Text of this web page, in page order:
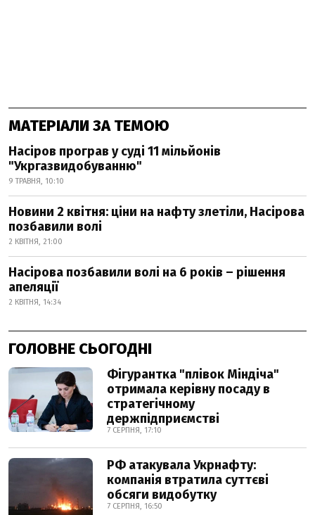
МАТЕРІАЛИ ЗА ТЕМОЮ
Насіров програв у суді 11 мільйонів
"Укргазвидобуванню"
9 ТРАВНЯ, 10:10
Новини 2 квітня: ціни на нафту злетіли, Насірова
позбавили волі
2 КВІТНЯ, 21:00
Насірова позбавили волі на 6 років – рішення
апеляції
2 КВІТНЯ, 14:34
ГОЛОВНЕ СЬОГОДНІ
Фігурантка "плівок Міндіча"
отримала керівну посаду в
стратегічному
держпідприємстві
7 СЕРПНЯ, 17:10
РФ атакувала Укрнафту:
компанія втратила суттєві
обсяги видобутку
7 СЕРПНЯ, 16:50